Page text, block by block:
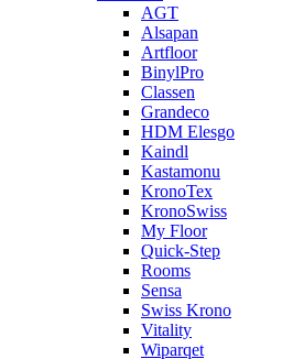
AGT
Alsapan
Artfloor
BinylPro
Classen
Grandeco
HDM Elesgo
Kaindl
Kastamonu
KronoTex
KronoSwiss
My Floor
Quick-Step
Rooms
Sensa
Swiss Krono
Vitality
Wiparqet